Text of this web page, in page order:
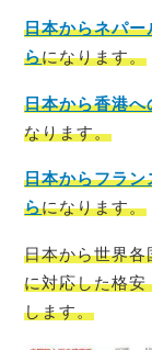
日本からネパ
らになります。
日本から香港
なります。
日本からフラ
らになります。
日本から世界
に対応した格
します。